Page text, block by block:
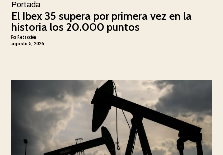
Portada
El Ibex 35 supera por primera vez en la
historia los 20.000 puntos
PorRedacción
agosto 5, 2026